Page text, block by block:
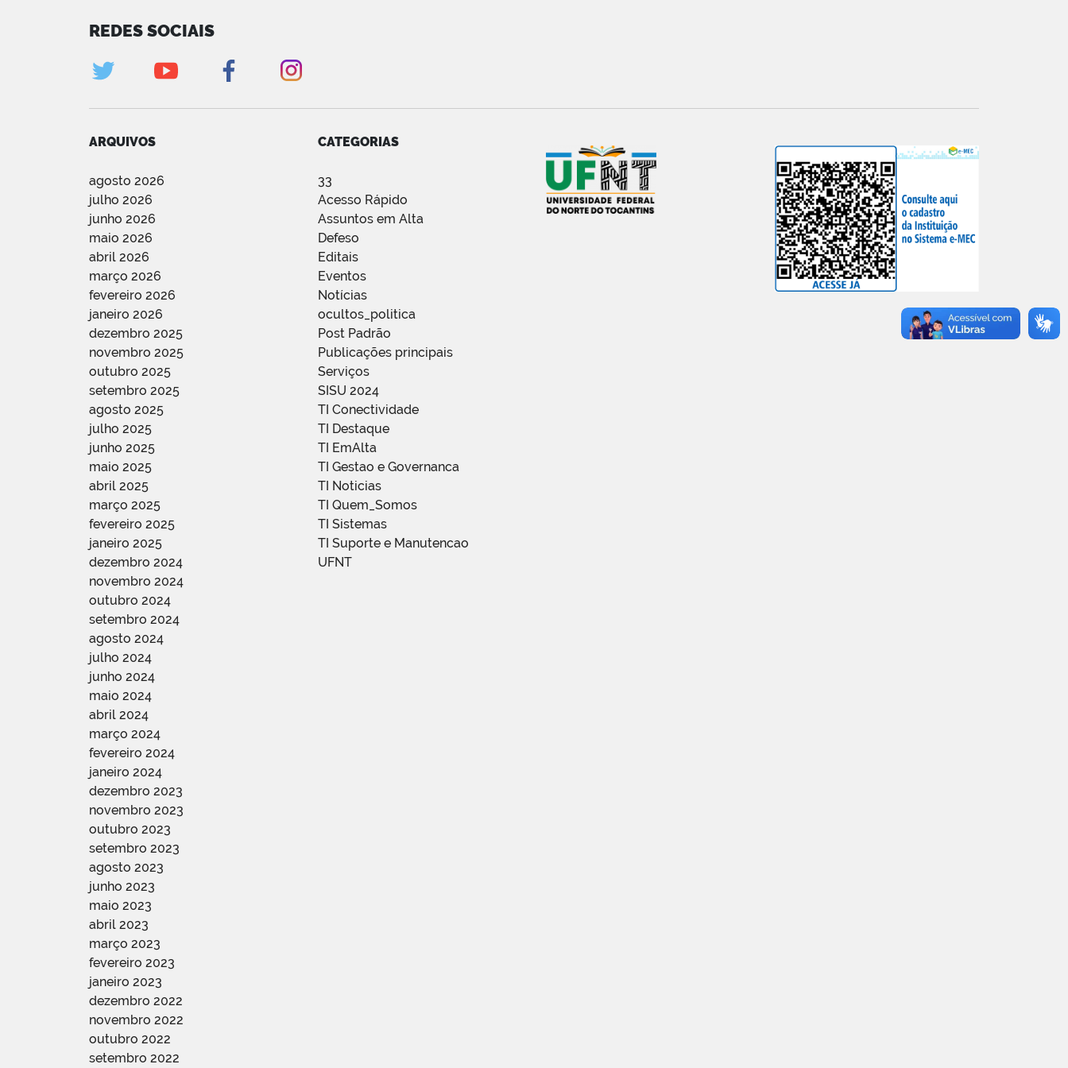
REDES SOCIAIS
ARQUIVOS
agosto 2026
julho 2026
junho 2026
maio 2026
abril 2026
março 2026
fevereiro 2026
janeiro 2026
dezembro 2025
novembro 2025
outubro 2025
setembro 2025
agosto 2025
julho 2025
junho 2025
maio 2025
abril 2025
março 2025
fevereiro 2025
janeiro 2025
dezembro 2024
novembro 2024
outubro 2024
setembro 2024
agosto 2024
julho 2024
junho 2024
maio 2024
abril 2024
março 2024
fevereiro 2024
janeiro 2024
dezembro 2023
novembro 2023
outubro 2023
setembro 2023
agosto 2023
junho 2023
maio 2023
abril 2023
março 2023
fevereiro 2023
janeiro 2023
dezembro 2022
novembro 2022
outubro 2022
setembro 2022
CATEGORIAS
33
Acesso Rápido
Assuntos em Alta
Defeso
Editais
Eventos
Notícias
ocultos_politica
Post Padrão
Publicações principais
Serviços
SISU 2024
TI Conectividade
TI Destaque
TI EmAlta
TI Gestao e Governanca
TI Noticias
TI Quem_Somos
TI Sistemas
TI Suporte e Manutencao
UFNT